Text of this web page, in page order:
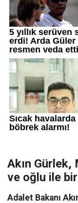
Akın Gürlek,
ve oğlu ile
Adalet Bakanı